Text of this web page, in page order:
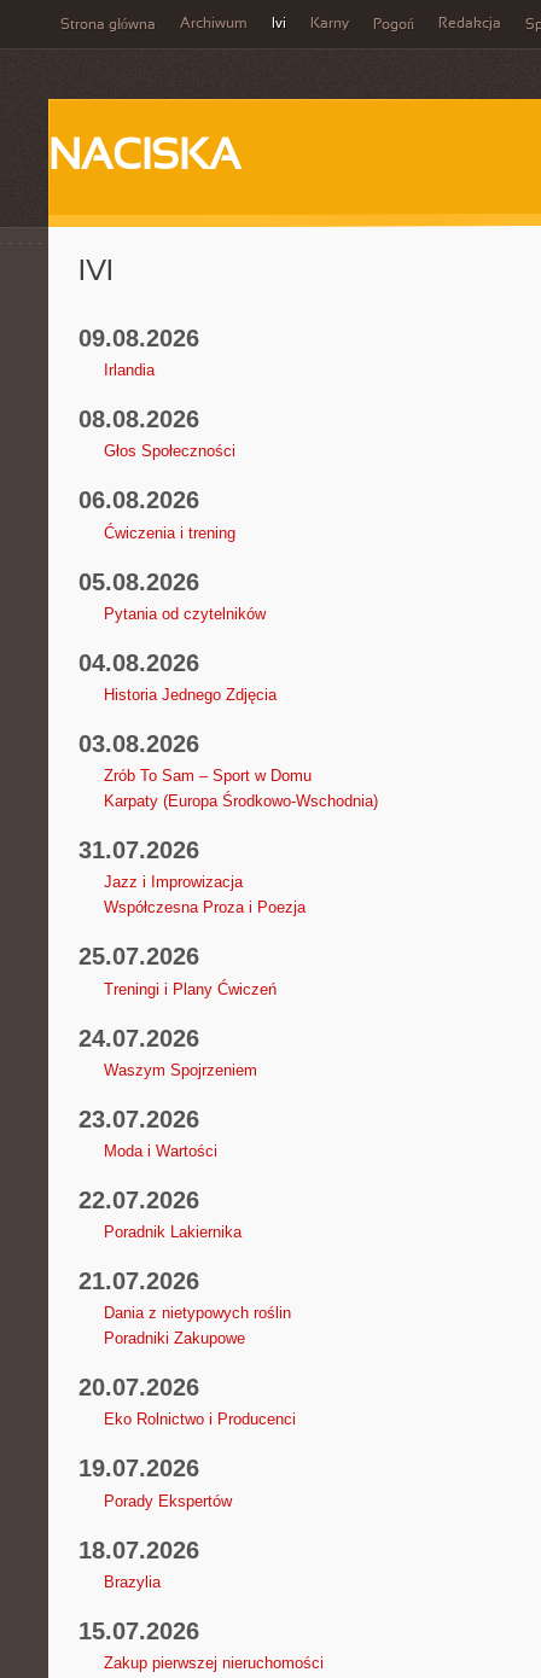
Strona główna Archiwum Ivi Karny Pogoń Redakcja
NACISKA
IVI
09.08.2026
Irlandia
08.08.2026
Głos Społeczności
06.08.2026
Ćwiczenia i trening
05.08.2026
Pytania od czytelników
04.08.2026
Historia Jednego Zdjęcia
03.08.2026
Zrób To Sam – Sport w Domu
Karpaty (Europa Środkowo-Wschodnia)
31.07.2026
Jazz i Improwizacja
Współczesna Proza i Poezja
25.07.2026
Treningi i Plany Ćwiczeń
24.07.2026
Waszym Spojrzeniem
23.07.2026
Moda i Wartości
22.07.2026
Poradnik Lakiernika
21.07.2026
Dania z nietypowych roślin
Poradniki Zakupowe
20.07.2026
Eko Rolnictwo i Producenci
19.07.2026
Porady Ekspertów
18.07.2026
Brazylia
15.07.2026
Zakup pierwszej nieruchomości